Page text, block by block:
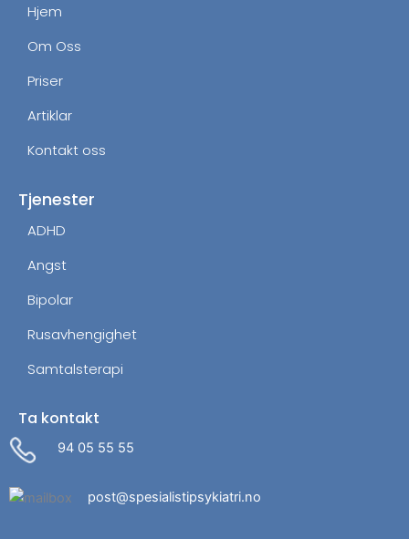
k
Hjem
Om Oss
Priser
Artiklar
Kontakt oss
Tjenester
ADHD
Angst
Bipolar
Rusavhengighet
Samtalsterapi
Ta kontakt
94 05 55 55
post@spesialistipsykiatri.no